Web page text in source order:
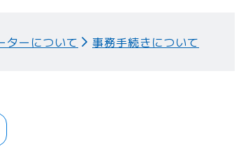
ターについて 事務手続きについて